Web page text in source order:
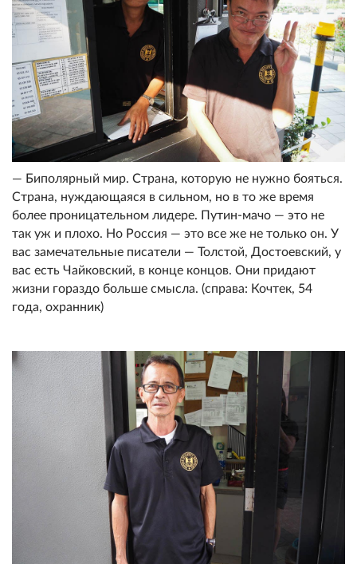
— Биполярный мир. Страна, которую не нужно бояться.
Страна, нуждающаяся в сильном, но в то же время
более проницательном лидере. Путин-мачо — это не
так уж и плохо. Но Россия — это все же не только он. У
вас замечательные писатели — Толстой, Достоевский, у
вас есть Чайковский, в конце концов. Они придают
жизни гораздо больше смысла. (справа: Кочтек, 54
года, охранник)